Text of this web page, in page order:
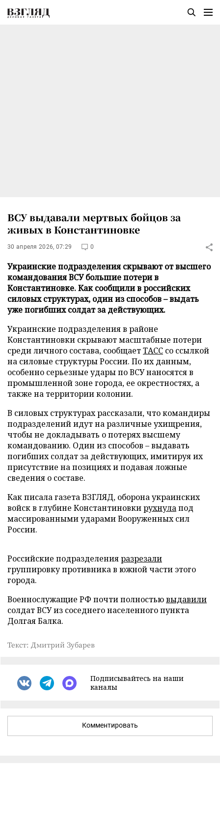
ВСУ выдавали мертвых бойцов за
живых в Константиновке
30 апреля 2026, 07:29 0
Украинские подразделения скрывают от высшего
командования ВСУ большие потери в
Константиновке. Как сообщили в российских
силовых структурах, один из способов – выдать
уже погибших солдат за действующих.
Украинские подразделения в районе
Константиновки скрывают масштабные потери
среди личного состава, сообщаетТАСС со ссылкой
на силовые структуры России. По их данным,
особенно серьезные удары по ВСУ наносятся в
промышленной зоне города, ее окрестностях, а
также на территории колонии.
В силовых структурах рассказали, что командиры
подразделений идут на различные ухищрения,
чтобы не докладывать о потерях высшему
командованию. Один из способов – выдавать
погибших солдат за действующих, имитируя их
присутствие на позициях и подавая ложные
сведения о составе.
Как писала газета ВЗГЛЯД, оборона украинских
войск в глубине Константиновкирухнулапод
массированными ударами Вооруженных сил
России.
Российские подразделенияразрезали
группировку противника в южной части этого
города.
Военнослужащие РФ почти полностьювыдавили
солдат ВСУ из соседнего населенного пункта
Долгая Балка.
Текст: Дмитрий Зубарев
Подписывайтесь на наши
каналы
Комментировать